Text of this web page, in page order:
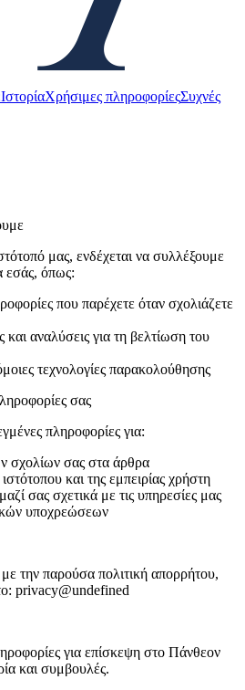
ΙστορίαΧρήσιμες πληροφορίεςΣυχνές
μας, ενδέχεται να συλλέξουμε
εσάς, όπως:
που παρέχετε όταν σχολιάζετε
αναλύσεις για τη βελτίωση του
τεχνολογίες παρακολούθησης
σας
πληροφορίες για:
σχολίων σας στα άρθρα
και της εμπειρίας χρήστη
σας σχετικά με τις υπηρεσίες μας
υποχρεώσεων
την παρούσα πολιτική απορρήτου,
privacy@undefined
για επίσκεψη στο Πάνθεον
και συμβουλές.